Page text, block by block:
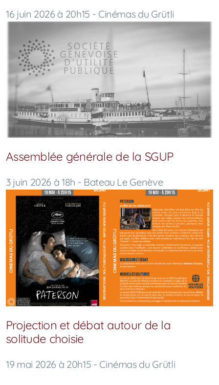
16 juin 2026 à 20h15 - Cinémas du Grütli
Assemblée générale de la SGUP
3 juin 2026 à 18h - Bateau Le Genève
Projection et débat autour de la
solitude choisie
19 mai 2026 à 20h15 - Cinémas du Grütli